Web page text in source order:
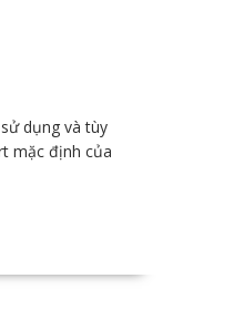
dụng và tùy
mặc định của